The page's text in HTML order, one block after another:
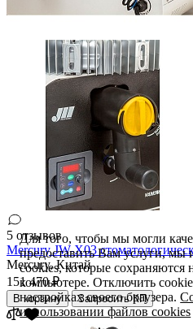
5 отзывов
Mercury JW-Х03
Mercury,Китай
151 470 ₽
В корзину Запросить КП
Для того, чтобы мы могли
предоставить Вам услуги, мы
cookies, которые сохраняются
компьютере. Отключить
настройках своего браузера.
использовании файлов cookies